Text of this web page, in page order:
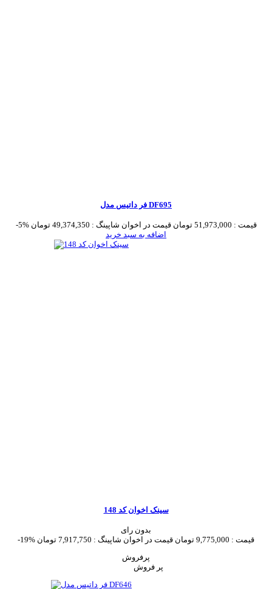
فر داتیس مدل DF695
-5% قیمت : 51,973,000 تومان قیمت در اخوان شاپینگ : 49,374,350 تومان
اضافه به سبد خرید
سینک اخوان کد 148
بدون رای
-19%
قیمت : 9,775,000 تومان قیمت در اخوان شاپینگ : 7,917,750 تومان
پرفروش